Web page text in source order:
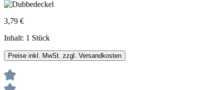
3,79 €
Inhalt: 1 Stück
Preise inkl. MwSt. zzgl. Versandkosten